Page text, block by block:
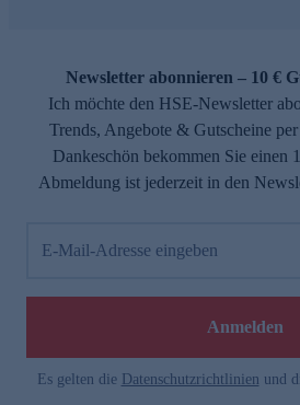
Newsletter abonnieren – 10 €
Ich möchte den HSE-Newsletter
Trends, Angebote & Gutscheine
Dankeschön bekommen Sie einen
Abmeldung ist jederzeit in den
E-Mail-Adresse eingeben
Anmelden
Es gelten die Datenschutzrichtlinien und